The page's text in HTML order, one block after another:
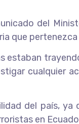
del
que
estaban
cualquier
del país,
en